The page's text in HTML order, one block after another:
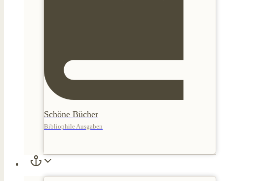
Schöne Bücher
Bibliophile Ausgaben